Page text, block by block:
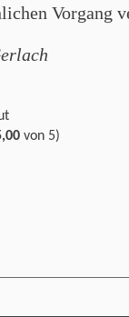
Vorgang
von 5)